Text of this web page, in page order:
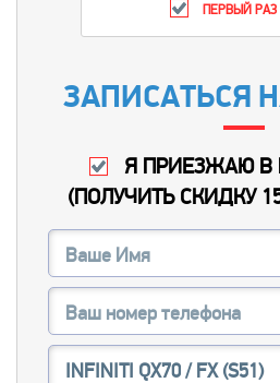
ПЕРВЫЙ РАЗ
ЗАПИСАТЬСЯ
Я ПРИЕЗЖАЮ В
(ПОЛУЧИТЬ СКИДКУ